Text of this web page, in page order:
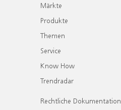
Märkte
Produkte
Themen
Service
Know How
Trendradar
Rechtliche Dokumentation